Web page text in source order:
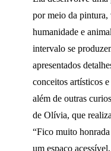
por meio da pintura,
humanidade e
intervalo se
apresentados
conceitos artísticos
além de outras
de Olívia, que
“Fico muito
um espaço